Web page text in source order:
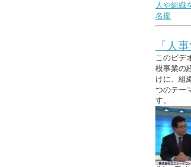
人や組織
名鑑
「人
このビデ
模事業の
けに、組
つのテー
す。